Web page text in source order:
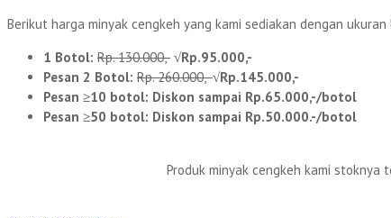
Berikut harga minyak cengkeh yang kami sediakan dengan
1 Botol: Rp. 130.000,- √Rp.95.000,-
Pesan 2 Botol: Rp. 260.000,-√Rp.145.000,-
Pesan ≥10 botol: Diskon sampai Rp.65.000,-/botol
Pesan ≥50 botol: Diskon sampai Rp.50.000.-/botol
Produk minyak cengkeh kami stoknya